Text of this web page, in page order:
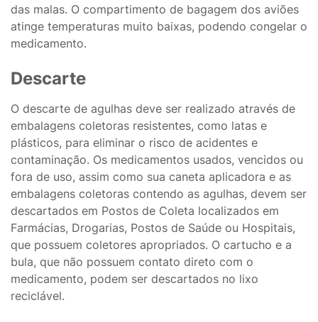
das malas. O compartimento de bagagem dos aviões
atinge temperaturas muito baixas, podendo congelar o
medicamento.
Descarte
O descarte de agulhas deve ser realizado através de
embalagens coletoras resistentes, como latas e
plásticos, para eliminar o risco de acidentes e
contaminação. Os medicamentos usados, vencidos ou
fora de uso, assim como sua caneta aplicadora e as
embalagens coletoras contendo as agulhas, devem ser
descartados em Postos de Coleta localizados em
Farmácias, Drogarias, Postos de Saúde ou Hospitais,
que possuem coletores apropriados. O cartucho e a
bula, que não possuem contato direto com o
medicamento, podem ser descartados no lixo
reciclável.